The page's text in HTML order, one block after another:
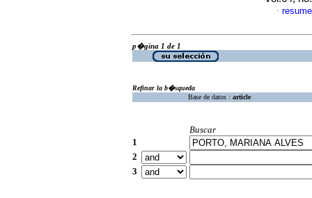
·
p�gina 1 de 1
Refinar la b�squeda
Base de datos : article
Buscar
1
2
3